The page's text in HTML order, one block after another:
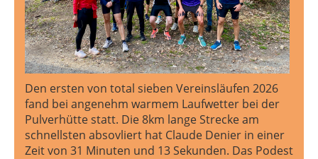
Den ersten von total sieben Vereinsläufen 2026
fand bei angenehm warmem Laufwetter bei der
Pulverhütte statt. Die 8km lange Strecke am
schnellsten absovliert hat Claude Denier in einer
Zeit von 31 Minuten und 13 Sekunden. Das Podest